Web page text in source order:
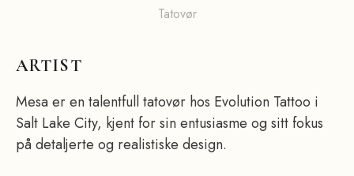
Tatovør
ARTIST
Mesa er en talentfull tatovør hos Evolution Tattoo i
Salt Lake City, kjent for sin entusiasme og sitt fokus
på detaljerte og realistiske design.